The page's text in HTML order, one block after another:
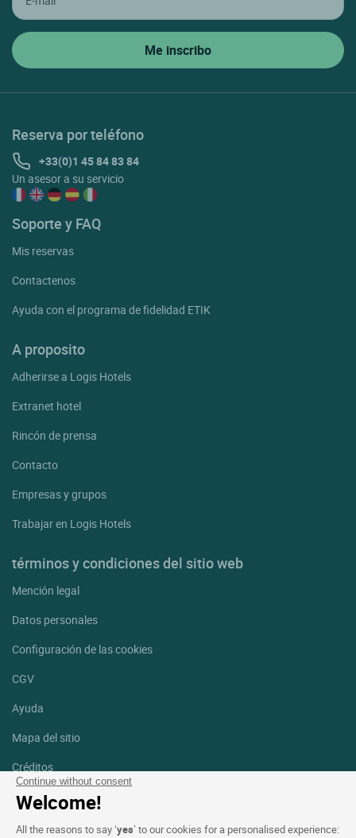
Continue without consent
Welcome!
All the reasons to say ‘yes’ to our cookies for a personalised experience:
Reserva por teléfono
+33(0)1 45 84 83 84
Un asesor a su servicio
Soporte y FAQ
Mis reservas
Contactenos
Ayuda con el programa de fidelidad ETIK
A proposito
Adherirse a Logis Hotels
Extranet hotel
Rincón de prensa
Contacto
Empresas y grupos
Trabajar en Logis Hotels
términos y condiciones del sitio web
Mención legal
Datos personales
Configuración de las cookies
CGV
Ayuda
Mapa del sitio
Créditos
fotografías
Facebook
Instagram